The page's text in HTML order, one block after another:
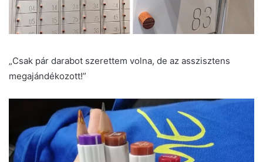
„Csak pár darabot szerettem volna, de az asszisztens
megajándékozott!”